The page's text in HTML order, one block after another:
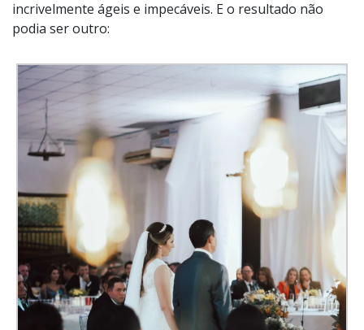
incrivelmente ágeis e impecáveis. E o resultado não
podia ser outro: